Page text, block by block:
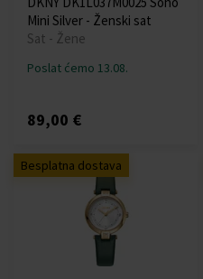
Mini Silver - Ženski sat
Sat - Žene
Poslat ćemo 13.08.
89,00 €
Besplatna dostava